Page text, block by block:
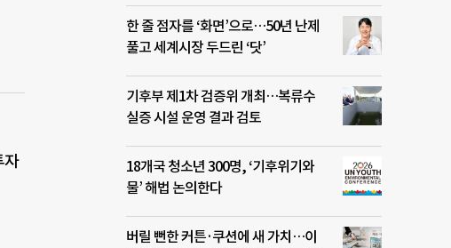
자
한 줄 점자를 ‘화면’으로…50년 난제
풀고 세계시장 두드린 ‘닷’
기후부 제1차 검증위 개최…복류수
실증 시설 운영 결과 검토
18개국 청소년 300명, ‘기후위기와
물’ 해법 논의한다
버릴 뻔한 커튼·쿠션에 새 가치…이